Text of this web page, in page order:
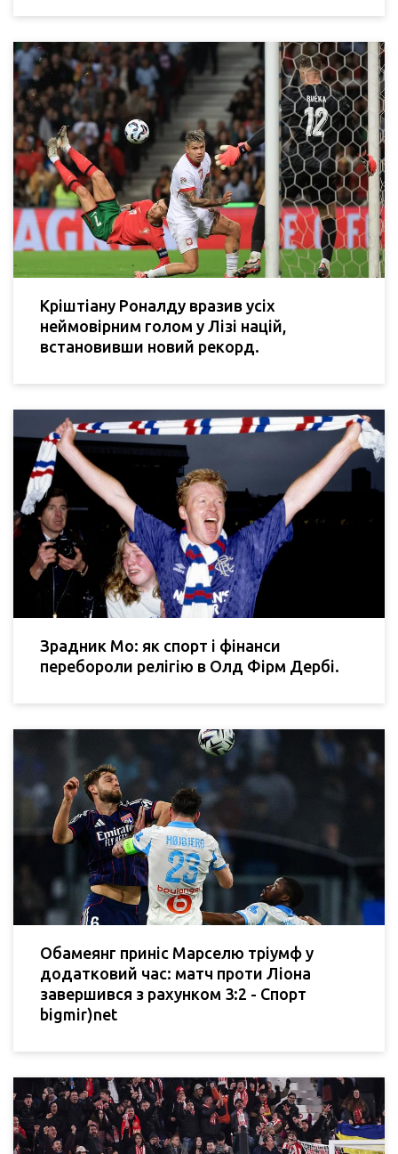
Кріштіану Роналду вразив усіх
неймовірним голом у Лізі націй,
встановивши новий рекорд.
Зрадник Мо: як спорт і фінанси
перебороли релігію в Олд Фірм Дербі.
Обамеянг приніс Марселю тріумф у
додатковий час: матч проти Ліона
завершився з рахунком 3:2 - Спорт
bigmir)net